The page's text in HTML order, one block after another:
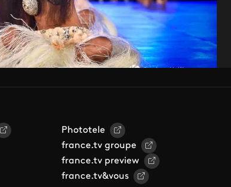
Phototele
france.tv groupe
france.tv preview
france.tv&vous